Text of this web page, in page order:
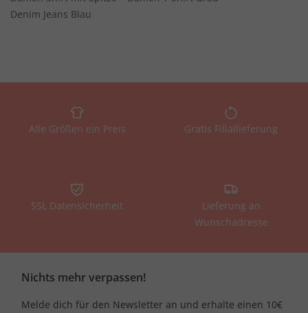
Denim Jeans Blau
Alle Größen ein Preis Gratis Filiallieferung
SSL Datensicherheit
Lieferung an
Wunschadresse
Nichts mehr verpassen!
Melde dich für den Newsletter an und erhalte einen 10€